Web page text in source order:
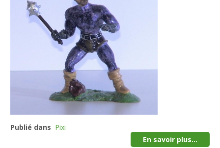
Publié dans Pixi
En savoir plus...